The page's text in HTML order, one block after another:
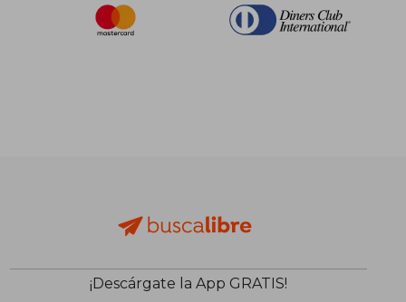
¡Descárgate la App GRATIS!